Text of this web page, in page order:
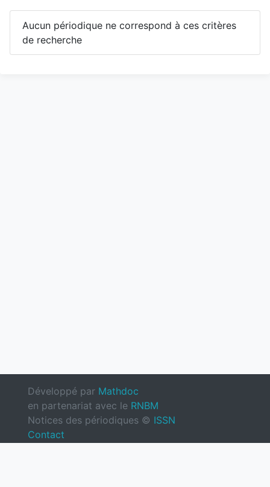
Aucun périodique ne correspond à ces critères
de recherche
Développé par Mathdoc
en partenariat avec le RNBM
Notices des périodiques © ISSN
Contact